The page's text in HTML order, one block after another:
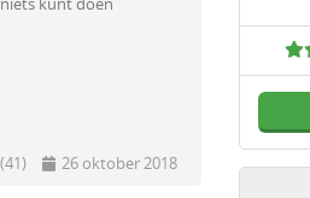
kunt doen
26 oktober 2018